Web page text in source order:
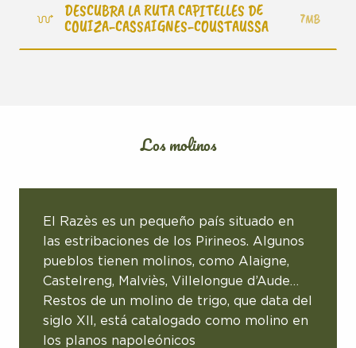
DESCUBRA LA RUTA CAPITELLES DE
COUIZA-CASSAIGNES-COUSTAUSSA
7MB
Los molinos
El Razès es un pequeño país situado en
las estribaciones de los Pirineos. Algunos
pueblos tienen molinos, como Alaigne,
Castelreng, Malviès, Villelongue d’Aude…
Restos de un molino de trigo, que data del
siglo XII, está catalogado como molino en
los planos napoleónicos